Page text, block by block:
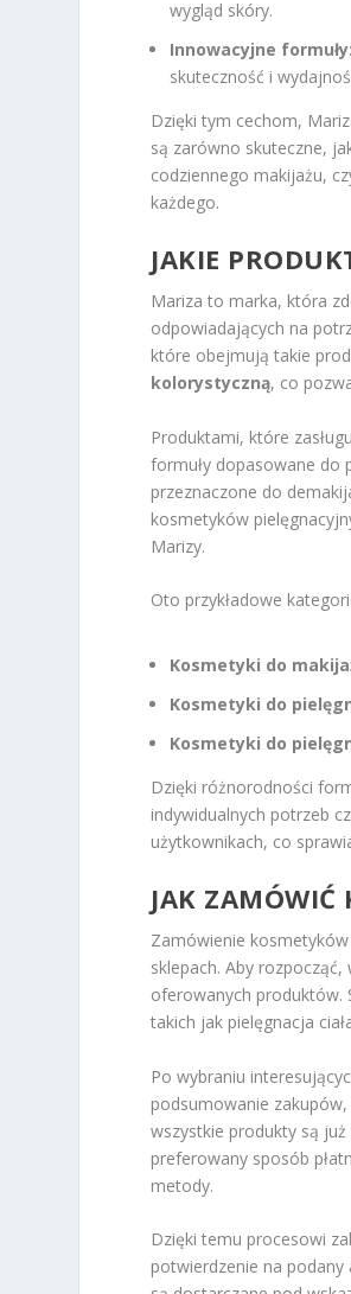
wygląd skóry.
Innowacyjne formuły:
skuteczność i
Dzięki tym cechom,
są zarówno skuteczne,
codziennego makijażu,
każdego.
JAKIE
Mariza to marka, która
odpowiadających na
które obejmują takie
kolorystyczną, co
Produktami, które
formuły dopasowane do
przeznaczone do
kosmetyków
Marizy.
Oto przykładowe
Kosmetyki do
Kosmetyki do
Kosmetyki do
Dzięki różnorodności
indywidualnych potrzeb
użytkownikach, co
JAK ZAMÓWIĆ
Zamówienie
sklepach. Aby
oferowanych produktów.
takich jak pielęgnacja
Po wybraniu
podsumowanie
wszystkie produkty są
preferowany sposób
metody.
Dzięki temu procesowi
potwierdzenie na